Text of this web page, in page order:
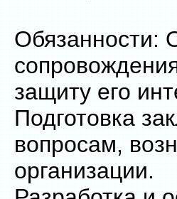
Обязанности:
защиту его
Подготовка
вопросам,
организации.